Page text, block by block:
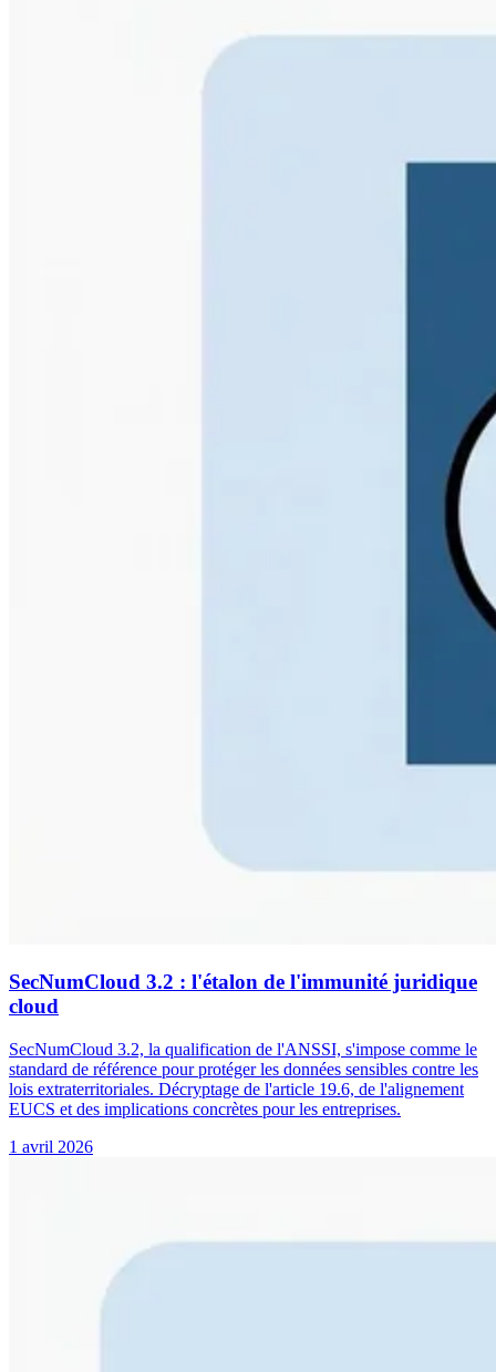
SecNumCloud 3.2 : l'étalon de l'immunité juridique
cloud
SecNumCloud 3.2, la qualification de l'ANSSI, s'impose comme le
standard de référence pour protéger les données sensibles contre les
lois extraterritoriales. Décryptage de l'article 19.6, de l'alignement
EUCS et des implications concrètes pour les entreprises.
1 avril 2026